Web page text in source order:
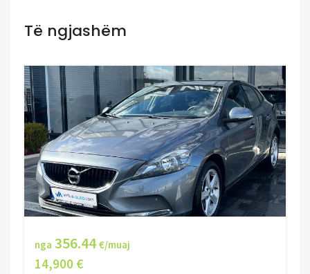
Të ngjashëm
nga 356.44 €/muaj
14,900 €